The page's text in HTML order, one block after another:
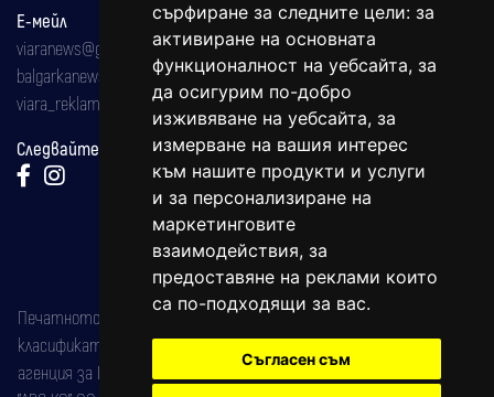
сърфиране за следните цели: за
активиране на основната
функционалност на уебсайта, за
да осигурим по-добро
изживяване на уебсайта, за
измерване на вашия интерес
към нашите продукти и услуги
и за персонализиране на
маркетинговите
взаимодействия, за
предоставяне на реклами които
са по-подходящи за вас.
Съгласен съм
Е-мейл
viaranews@gmail.com
balgarkanews@gmail.com
viara_reklama@mail.bg
Следвайте ни:
Печатното издание на вестника е регистрирано в националния
класификатор на печатните издания (Българска национална
агенция за ISSN) под номер: ISSN 1312-4722.